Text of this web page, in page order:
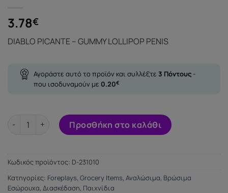
3.78€
DIABLO PICANTE – GUMMY LOLLIPOP PENIS
Αγοράστε αυτό το προϊόν και συλλέξτε 3 Πόντους -
που ισοδυναμούν με 0.20€
DIABLO PICANTE - GUMMY LOLLIPOP PENIS ποσότητα
Προσθήκη στο καλάθι
Κωδικός προϊόντος: D-231010
Κατηγορίες: Foreplays, Grocery Items, Αναλώσιμα, Βρώσιμα
Εσώρουχα, Διασκέδαση, Παιχνίδια